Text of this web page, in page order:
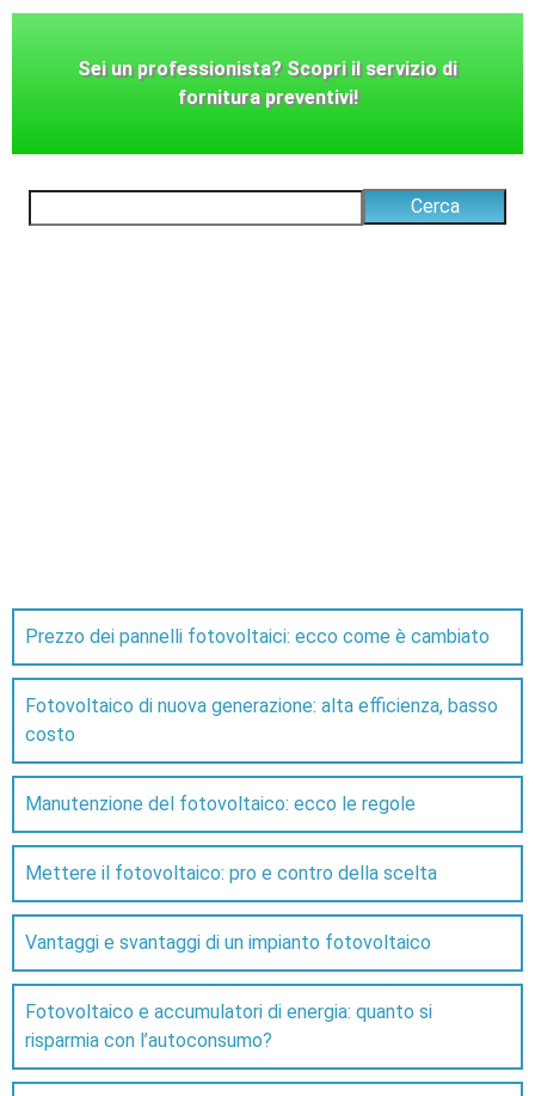
Prezzo dei pannelli fotovoltaici: ecco come è cambiato
Fotovoltaico di nuova generazione: alta efficienza, basso
costo
Manutenzione del fotovoltaico: ecco le regole
Mettere il fotovoltaico: pro e contro della scelta
Vantaggi e svantaggi di un impianto fotovoltaico
Fotovoltaico e accumulatori di energia: quanto si
risparmia con l’autoconsumo?